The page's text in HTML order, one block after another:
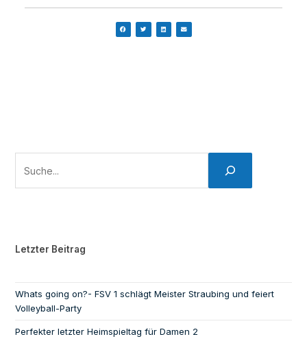
Letzter Beitrag
Whats going on?- FSV 1 schlägt Meister Straubing und feiert
Volleyball-Party
Perfekter letzter Heimspieltag für Damen 2